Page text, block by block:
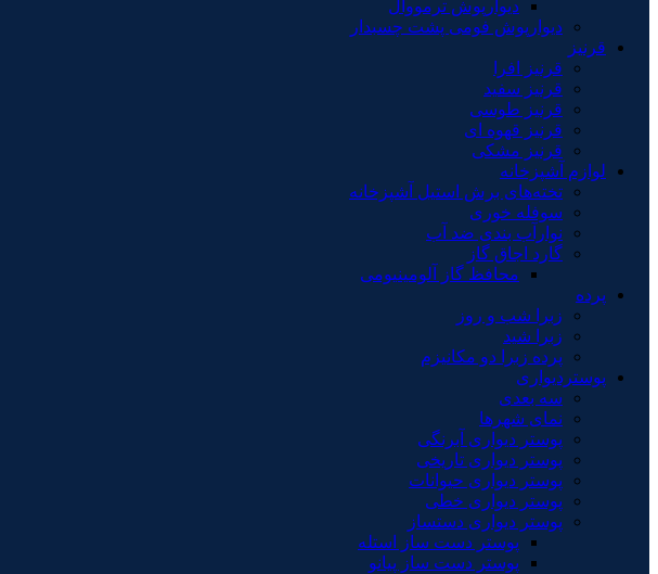
دیوارپوش ترمووال
دیوارپوش فومی پشت چسبدار
قرنیز
قرنیز افرا
قرنیز سفید
قرنیز طوسی
قرنیز قهوه ای
قرنیز مشکی
لوازم آشپزخانه
تخته‌های برش استیل آشپزخانه
سوفله خوری
نوارآب بندی ضد آب
گارد اجاق گاز
محافظ گاز آلومینیومی
پرده
زبرا شب و روز
زبرا شید
پرده زبرا دو مکانیزم
پوستردیواری
سه بعدی
نمای شهرها
پوستر دیواری آبرنگی
پوستر دیواری تاریخی
پوستر دیواری حیوانات
پوستر دیواری خطی
پوستر دیواری دستساز
پوستر دست ساز استله
پوستر دست ساز پیانو